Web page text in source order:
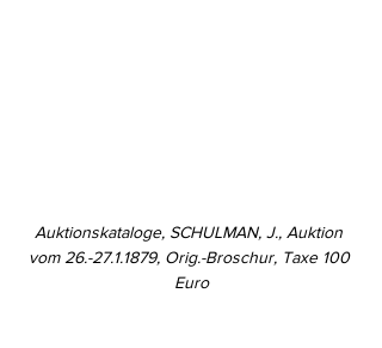
Auktionskataloge, SCHULMAN, J., Auktion
vom 26.-27.1.1879, Orig.-Broschur, Taxe 100
Euro